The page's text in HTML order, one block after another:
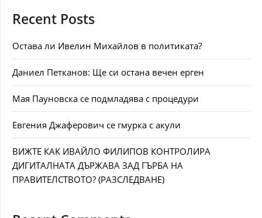
Recent Posts
Остава ли Ивелин Михайлов в политиката?
Даниел Петканов: Ще си остана вечен ерген
Мая Пауновска се подмладява с процедури
Евгения Джаферович се гмурка с акули
ВИЖТЕ КАК ИВАЙЛО ФИЛИПОВ КОНТРОЛИРА
ДИГИТАЛНАТА ДЪРЖАВА ЗАД ГЪРБА НА
ПРАВИТЕЛСТВОТО? (РАЗСЛЕДВАНЕ)